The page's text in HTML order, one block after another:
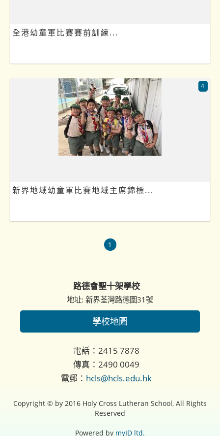
全港幼童軍比賽賽前訓練...
新界地域幼童軍比賽地域主席錦標...
4
1
路德會聖十架學校
地址: 新界荃灣路德圍31號
學校地圖
電話：2415 7878
傳真：2490 0049
電郵： hcls@hcls.edu.hk
Copyright © by 2016 Holy Cross Lutheran School, All Rights
Reserved
Powered by myID ltd.